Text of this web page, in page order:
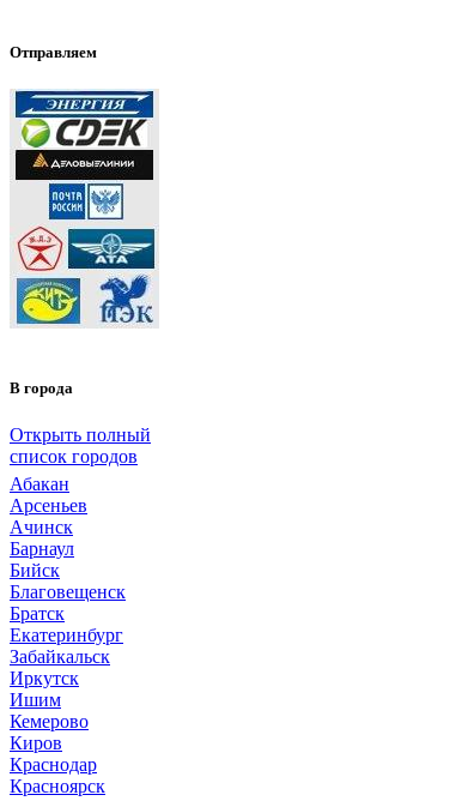
Отправляем
В города
Открыть полный
список городов
Абакан
Арсеньев
Ачинск
Барнаул
Бийск
Благовещенск
Братск
Екатеринбург
Забайкальск
Иркутск
Ишим
Кемерово
Киров
Краснодар
Красноярск